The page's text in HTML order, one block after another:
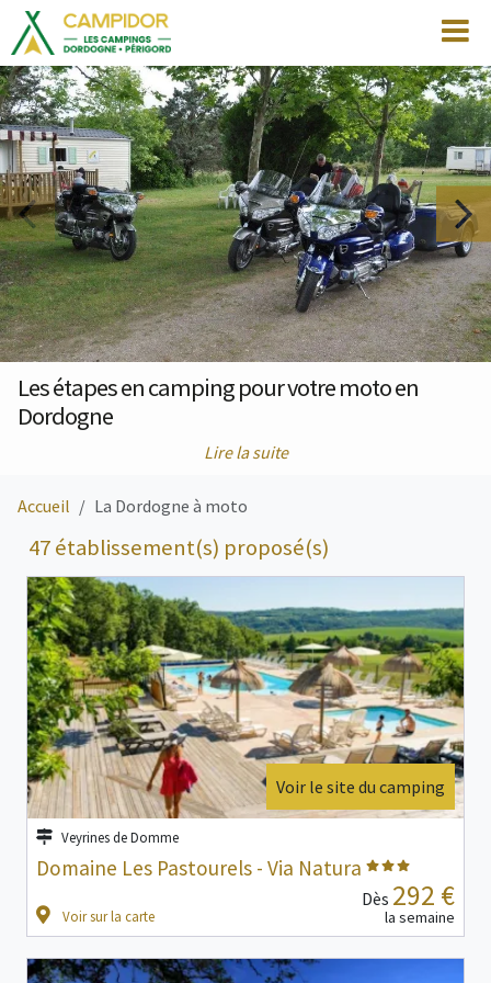
Les étapes en camping pour votre moto en
Dordogne
Lire la suite
Accueil La Dordogne à moto
47 établissement(s) proposé(s)
Voir le site du camping
Veyrines de Domme
Domaine Les Pastourels - Via Natura
Voir sur la carte
Dès 292 €
la semaine